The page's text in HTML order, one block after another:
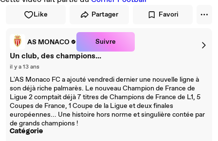
Like Partager Favori
AS MONACO Suivre
Un club, des champions...
il y a 13 ans
L'AS Monaco FC a ajouté vendredi dernier une nouvelle ligne à
son déjà riche palmarès. Le nouveau Champion de France de
Ligue 2 comptait déjà 7 titres de Champions de France de L1, 5
Coupes de France, 1 Coupe de la Ligue et deux finales
européennes... Une histoire hors norme et singulière contée par
de grands champions !
Catégorie